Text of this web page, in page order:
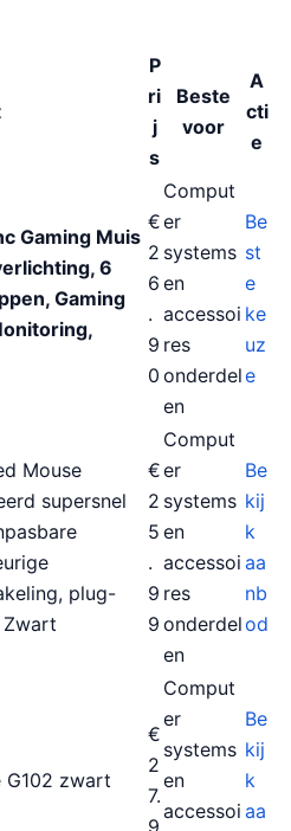
P
ri
j
s
Beste
voor
A
cti
e
Gaming Muis
6
Gaming
€
2
6
.
9
0
Comput
er
systems
en
accessoi
res
onderdel
en
Be
st
e
ke
uz
e
Mouse
supersnel
plug-
Zwart
€
2
5
.
9
9
Comput
er
systems
en
accessoi
res
onderdel
en
Be
kij
k
aa
nb
od
G102 zwart
€
2
7.
9
Comput
er
systems
en
accessoi
Be
kij
k
aa